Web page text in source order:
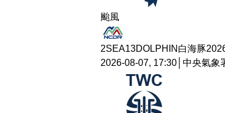
颱風
2SEA13DOLPHIN白海豚
2026-08-07, 17:30│中央氣象